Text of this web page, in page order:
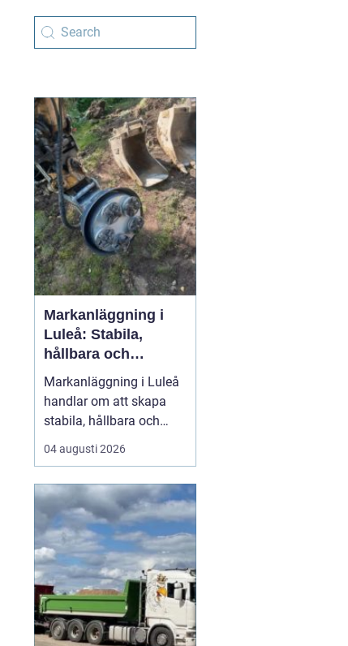
Markanläggning i
Luleå: Stabila,
hållbara och
funktionella ytor
Markanläggning i Luleå
handlar om att skapa
stabila, hållbara och
funktionella ytor för
bostäder, vägar,
ledningar i ett klimat
som ställer höga krav på
både planering och ut...
04 augusti 2026